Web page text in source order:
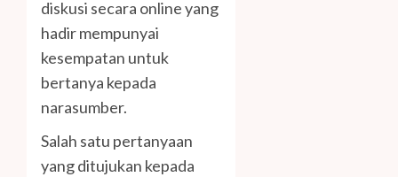
diskusi secara online yang
hadir mempunyai
kesempatan untuk
bertanya kepada
narasumber.
Salah satu pertanyaan
yang ditujukan kepada